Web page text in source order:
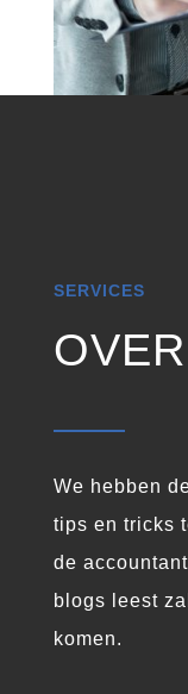
SERVICES
OVER
We hebben
tips en tricks
de
blogs leest
komen.